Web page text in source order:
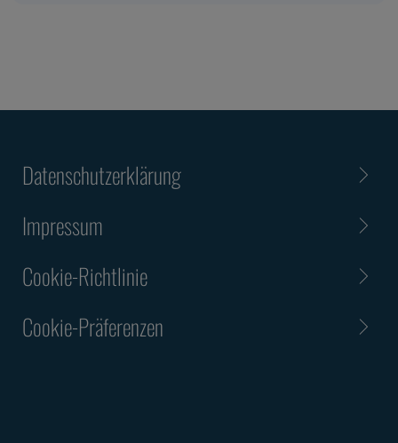
Datenschutzerklärung
Impressum
Cookie-Richtlinie
Cookie-Präferenzen